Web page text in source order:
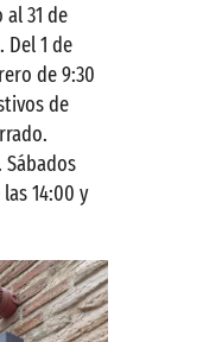
al 31 de
Del 1 de
de 9:30
de
14:00 y